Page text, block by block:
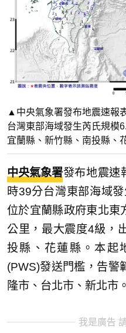
▲中央氣象署發布地震速報
台灣東部海域發生芮氏規模
宜蘭縣、新竹縣、南投縣、
中央氣象署發布地震速
時39分台灣東部海域
位於宜蘭縣政府東北東
公里，最大震度4級，
投縣、花蓮縣。本起
(PWS)發送門檻，告警
隆市、台北市、新北市。
我是廣告